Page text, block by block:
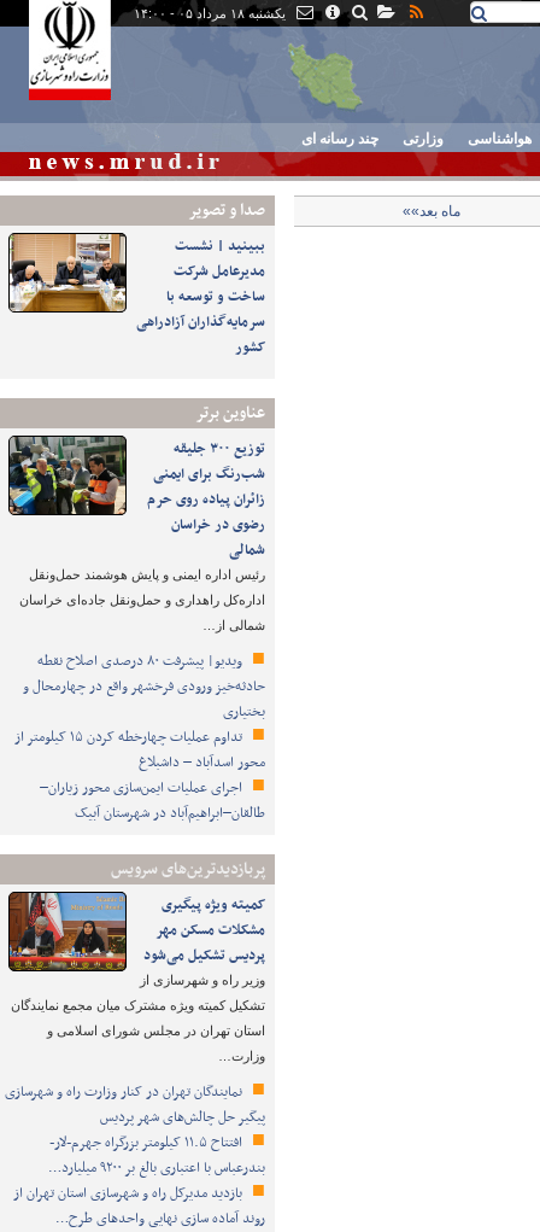
یکشنبه ۱۸ مرداد ۰۵ - ۱۴:۰۰
هواشناسی وزارتی چند رسانه ای
صدا و تصوير
ببینید | نشست
مدیرعامل شرکت
ساخت و توسعه با
سرمایه‌گذاران آزادراهی
کشور
عناوین برتر
توزیع ۳۰۰ جلیقه
شب‌رنگ برای ایمنی
زائران پیاده روی حرم
رضوی در خراسان
شمالی
رئیس اداره ایمنی و پایش هوشمند حمل‌ونقل
اداره‌کل راهداری و حمل‌ونقل جاده‌ای خراسان
شمالی از…
ویدیو| پیشرفت ۸۰ درصدی اصلاح نقطه
حادثه‌خیز ورودی فرخشهر واقع در چهارمحال و
بختیاری
تداوم عملیات چهارخطه کردن ۱۵ کیلومتر از
محور اسدآباد – داشبلاغ
اجرای عملیات ایمن‌سازی محور زیاران–
طالقان–ابراهیم‌آباد در شهرستان آبیک
پربازدیدترین‌های سرویس
کمیته ویژه پیگیری
مشکلات مسکن مهر
پردیس تشکیل می‌شود
وزیر راه و شهرسازی از
تشکیل کمیته ویژه مشترک میان مجمع نمایندگان
استان تهران در مجلس شورای اسلامی و
وزارت…
نمایندگان تهران در کنار وزارت راه و شهرسازی
پیگیر حل چالش‌های شهر پردیس
افتتاح ۱۱.۵ کیلومتر بزرگراه جهرم-لار-
بندرعباس با اعتباری بالغ بر ۹۲۰۰ میلیارد…
بازدید مدیرکل راه و شهرسازی استان تهران از
روند آماده سازی نهایی واحدهای طرح…
ماه بعد»»